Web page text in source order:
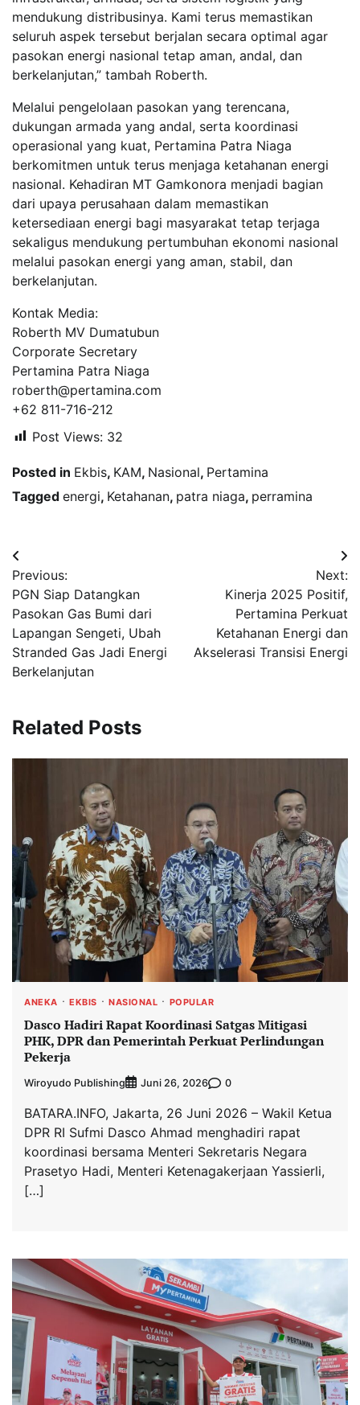
mendukung distribusinya. Kami terus memastikan
seluruh aspek tersebut berjalan secara optimal agar
pasokan energi nasional tetap aman, andal, dan
berkelanjutan,” tambah Roberth.
Melalui pengelolaan pasokan yang terencana,
dukungan armada yang andal, serta koordinasi
operasional yang kuat, Pertamina Patra Niaga
berkomitmen untuk terus menjaga ketahanan energi
nasional. Kehadiran MT Gamkonora menjadi bagian
dari upaya perusahaan dalam memastikan
ketersediaan energi bagi masyarakat tetap terjaga
sekaligus mendukung pertumbuhan ekonomi nasional
melalui pasokan energi yang aman, stabil, dan
berkelanjutan.
Kontak Media:
Roberth MV Dumatubun
Corporate Secretary
Pertamina Patra Niaga
roberth@pertamina.com
+62 811-716-212
Post Views: 32
Posted in Ekbis, KAM, Nasional, Pertamina
Tagged energi, Ketahanan, patra niaga, perramina
Navigasi
pos
Previous:
PGN Siap Datangkan
Pasokan Gas Bumi dari
Lapangan Sengeti, Ubah
Stranded Gas Jadi Energi
Berkelanjutan
Next:
Kinerja 2025 Positif,
Pertamina Perkuat
Ketahanan Energi dan
Akselerasi Transisi Energi
Related Posts
ANEKA EKBIS NASIONAL POPULAR
Dasco Hadiri Rapat Koordinasi Satgas Mitigasi
PHK, DPR dan Pemerintah Perkuat Perlindungan
Pekerja
Wiroyudo Publishing Juni 26, 2026 0
BATARA.INFO, Jakarta, 26 Juni 2026 – Wakil Ketua
DPR RI Sufmi Dasco Ahmad menghadiri rapat
koordinasi bersama Menteri Sekretaris Negara
Prasetyo Hadi, Menteri Ketenagakerjaan Yassierli,
[…]